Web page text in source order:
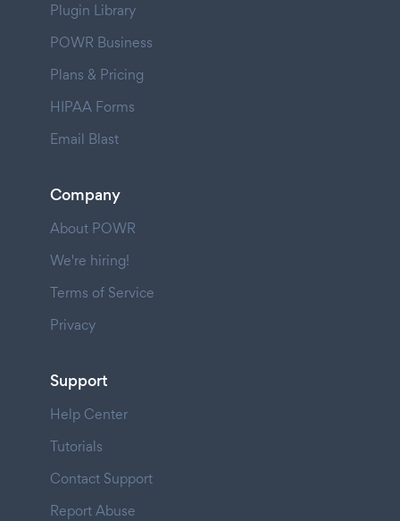
Plugin Library
POWR Business
Plans & Pricing
HIPAA Forms
Email Blast
Company
About POWR
We're hiring!
Terms of Service
Privacy
Support
Help Center
Tutorials
Contact Support
Report Abuse